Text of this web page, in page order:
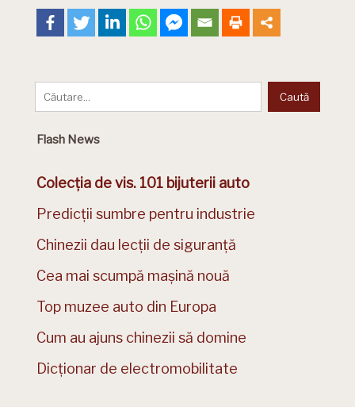
Flash News
Colecția de vis. 101 bijuterii auto
Predicții sumbre pentru industrie
Chinezii dau lecții de siguranță
Cea mai scumpă mașină nouă
Top muzee auto din Europa
Cum au ajuns chinezii să domine
Dicționar de electromobilitate